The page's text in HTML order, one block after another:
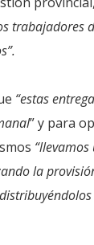
trabajadores
“estas
” y para
la